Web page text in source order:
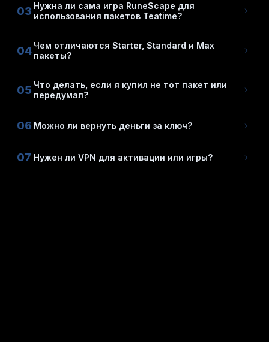
03 Нужна ли сама игра RuneScape для
использования пакетов Teatime?
04 Чем отличаются Starter, Standard и Max
пакеты?
05 Что делать, если я купил не тот пакет или
передумал?
06 Можно ли вернуть деньги за ключ?
07 Нужен ли VPN для активации или игры?